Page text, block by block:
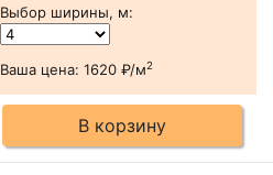
Выбор ширины, м:
Ваша цена: 1620 ₽/м2
В корзину